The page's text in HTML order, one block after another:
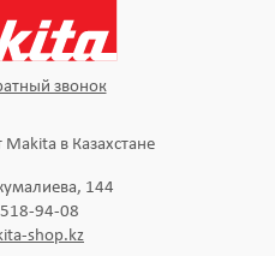
звонок
в Казахстане
144
94-08
shop.kz